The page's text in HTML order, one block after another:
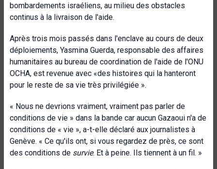
bombardements israéliens, au milieu des obstacles
continus à la livraison de l'aide.
Après trois mois passés dans l'enclave au cours de deux
déploiements, Yasmina Guerda, responsable des affaires
humanitaires au bureau de coordination de l'aide de l'ONU
OCHA, est revenue avec «des histoires qui la hanteront
pour le reste de sa vie très privilégiée ».
« Nous ne devrions vraiment, vraiment pas parler de
conditions de vie » dans la bande car aucun Gazaoui n'a de
conditions de « vie », a-t-elle déclaré aux journalistes à
Genève. « Ce qu'ils ont, si vous regardez de près, ce sont
des conditions de survie. Et à peine. Ils tiennent à un fil. »